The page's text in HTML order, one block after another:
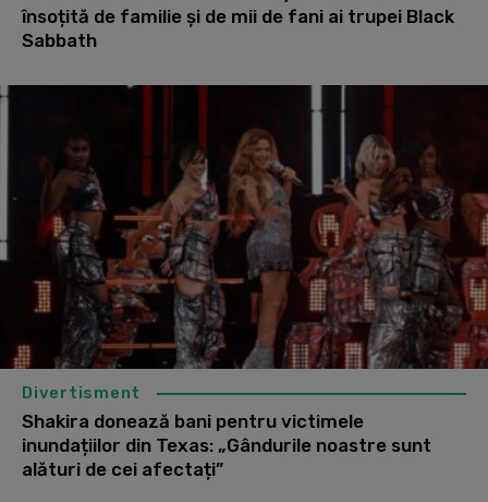
însoțită de familie și de mii de fani ai trupei Black
Sabbath
Divertisment
Shakira donează bani pentru victimele
inundațiilor din Texas: „Gândurile noastre sunt
alături de cei afectați”